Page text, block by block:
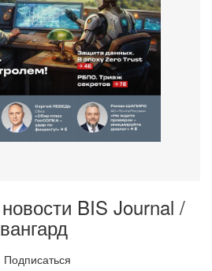
BIS Journal /
Подписаться